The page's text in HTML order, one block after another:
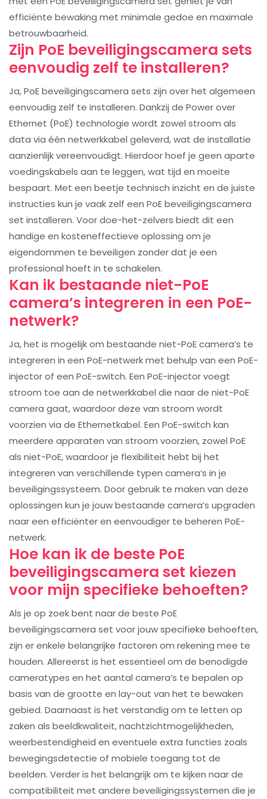
efficiënte bewaking met minimale gedoe en maximale
betrouwbaarheid.
Zijn PoE beveiligingscamera sets
eenvoudig zelf te installeren?
Ja, PoE beveiligingscamera sets zijn over het algemeen
eenvoudig zelf te installeren. Dankzij de Power over
Ethernet (PoE) technologie wordt zowel stroom als
data via één netwerkkabel geleverd, wat de installatie
aanzienlijk vereenvoudigt. Hierdoor hoef je geen aparte
voedingskabels aan te leggen, wat tijd en moeite
bespaart. Met een beetje technisch inzicht en de juiste
instructies kun je vaak zelf een PoE beveiligingscamera
set installeren. Voor doe-het-zelvers biedt dit een
handige en kosteneffectieve oplossing om je
eigendommen te beveiligen zonder dat je een
professional hoeft in te schakelen.
Kan ik bestaande niet-PoE
camera’s integreren in een PoE-
netwerk?
Ja, het is mogelijk om bestaande niet-PoE camera’s te
integreren in een PoE-netwerk met behulp van een PoE-
injector of een PoE-switch. Een PoE-injector voegt
stroom toe aan de netwerkkabel die naar de niet-PoE
camera gaat, waardoor deze van stroom wordt
voorzien via de Ethernetkabel. Een PoE-switch kan
meerdere apparaten van stroom voorzien, zowel PoE
als niet-PoE, waardoor je flexibiliteit hebt bij het
integreren van verschillende typen camera’s in je
beveiligingssysteem. Door gebruik te maken van deze
oplossingen kun je jouw bestaande camera’s upgraden
naar een efficiënter en eenvoudiger te beheren PoE-
netwerk.
Hoe kan ik de beste PoE
beveiligingscamera set kiezen
voor mijn specifieke behoeften?
Als je op zoek bent naar de beste PoE
beveiligingscamera set voor jouw specifieke behoeften,
zijn er enkele belangrijke factoren om rekening mee te
houden. Allereerst is het essentieel om de benodigde
cameratypes en het aantal camera’s te bepalen op
basis van de grootte en lay-out van het te bewaken
gebied. Daarnaast is het verstandig om te letten op
zaken als beeldkwaliteit, nachtzichtmogelijkheden,
weerbestendigheid en eventuele extra functies zoals
bewegingsdetectie of mobiele toegang tot de
beelden. Verder is het belangrijk om te kijken naar de
compatibiliteit met andere beveiligingssystemen die je